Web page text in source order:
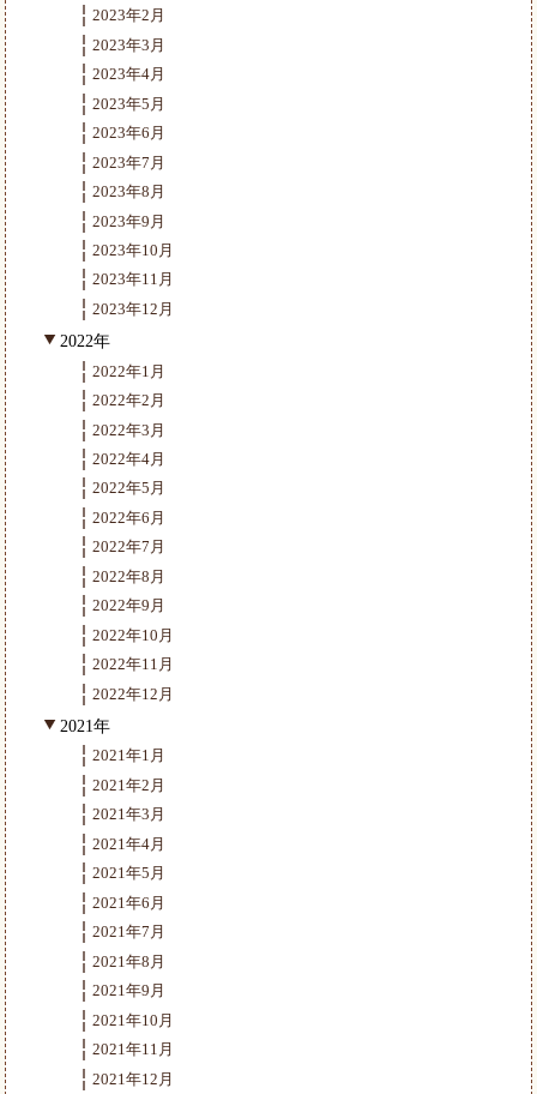
2023年2月
2023年3月
2023年4月
2023年5月
2023年6月
2023年7月
2023年8月
2023年9月
2023年10月
2023年11月
2023年12月
2022年
2022年1月
2022年2月
2022年3月
2022年4月
2022年5月
2022年6月
2022年7月
2022年8月
2022年9月
2022年10月
2022年11月
2022年12月
2021年
2021年1月
2021年2月
2021年3月
2021年4月
2021年5月
2021年6月
2021年7月
2021年8月
2021年9月
2021年10月
2021年11月
2021年12月